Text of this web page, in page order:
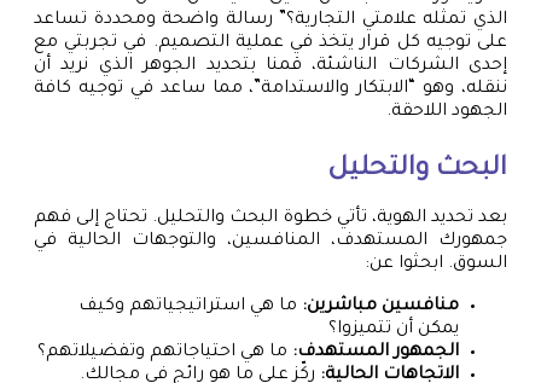
الذي تمثله علامتي التجارية؟” رسالة واضحة ومحددة تساعد
على توجيه كل قرار يتخذ في عملية التصميم. في تجربتي مع
إحدى الشركات الناشئة، قمنا بتحديد الجوهر الذي نريد أن
ننقله، وهو “الابتكار والاستدامة”، مما ساعد في توجيه كافة
الجهود اللاحقة.
البحث والتحليل
بعد تحديد الهوية، تأتي خطوة البحث والتحليل. تحتاج إلى فهم
جمهورك المستهدف، المنافسين، والتوجهات الحالية في
السوق. ابحثوا عن:
منافسين مباشرين: ما هي استراتيجياتهم وكيف
يمكن أن تتميزوا؟
الجمهور المستهدف: ما هي احتياجاتهم وتفضيلاتهم؟
الاتجاهات الحالية: ركّز على ما هو رائج في مجالك.